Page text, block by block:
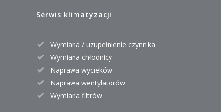
Serwis klimatyzacji
Wymiana / uzupełnienie czynnika
Wymiana chłodnicy
Naprawa wycieków
Naprawa wentylatorów
Wymiana filtrów